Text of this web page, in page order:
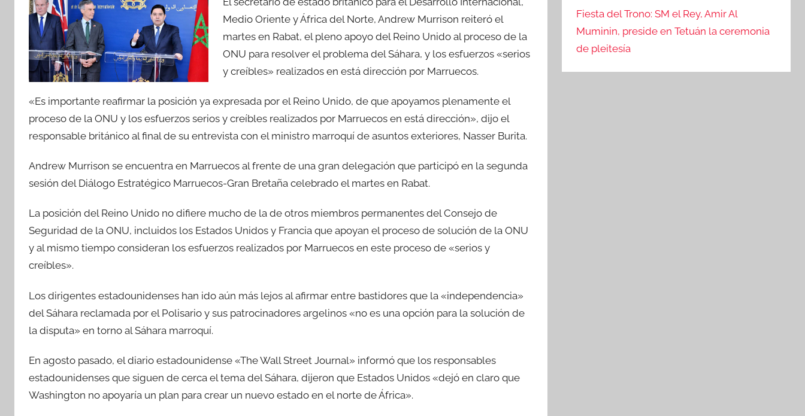
Medio Oriente y África del Norte, Andrew Murrison reiteró el
martes en Rabat, el pleno apoyo del Reino Unido al proceso de la
ONU para resolver el problema del Sáhara, y los esfuerzos «serios
y creíbles» realizados en está dirección por Marruecos.
«Es importante reafirmar la posición ya expresada por el Reino Unido, de que apoyamos plenamente el
proceso de la ONU y los esfuerzos serios y creíbles realizados por Marruecos en está dirección», dijo el
responsable británico al final de su entrevista con el ministro marroquí de asuntos exteriores, Nasser Burita.
Andrew Murrison se encuentra en Marruecos al frente de una gran delegación que participó en la segunda
sesión del Diálogo Estratégico Marruecos-Gran Bretaña celebrado el martes en Rabat.
La posición del Reino Unido no difiere mucho de la de otros miembros permanentes del Consejo de
Seguridad de la ONU, incluidos los Estados Unidos y Francia que apoyan el proceso de solución de la ONU
y al mismo tiempo consideran los esfuerzos realizados por Marruecos en este proceso de «serios y
creíbles».
Los dirigentes estadounidenses han ido aún más lejos al afirmar entre bastidores que la «independencia»
del Sáhara reclamada por el Polisario y sus patrocinadores argelinos «no es una opción para la solución de
la disputa» en torno al Sáhara marroquí.
En agosto pasado, el diario estadounidense «The Wall Street Journal» informó que los responsables
estadounidenses que siguen de cerca el tema del Sáhara, dijeron que Estados Unidos «dejó en claro que
Washington no apoyaría un plan para crear un nuevo estado en el norte de África».
Fiesta del Trono: SM el Rey, Amir Al
Muminin, preside en Tetuán la ceremonia
de pleitesía